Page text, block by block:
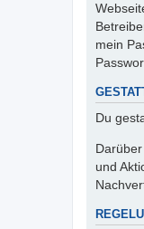
mein
Du
und